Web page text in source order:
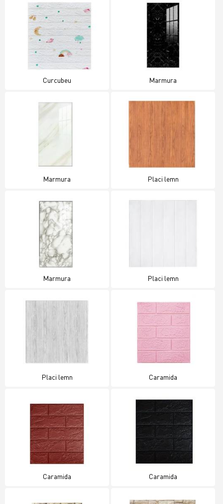
Curcubeu Marmura
Marmura Placi lemn
Marmura Placi lemn
Placi lemn Caramida
Caramida Caramida